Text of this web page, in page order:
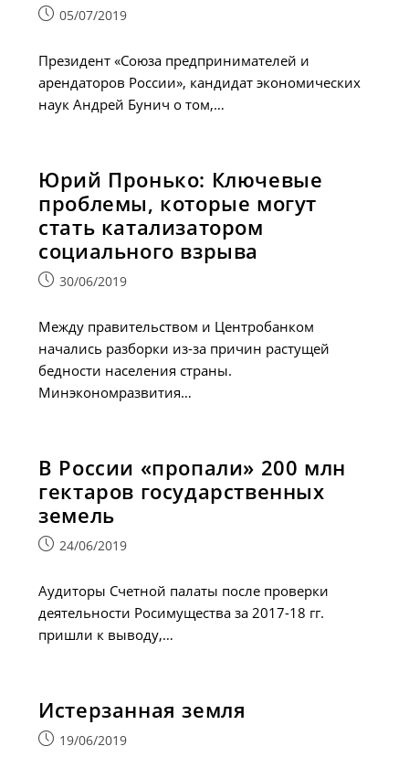
Запись05/07/2019
Президент «Союза предпринимателей и
арендаторов России», кандидат экономических
наук Андрей Бунич о том,…
Юрий Пронько: Ключевые
проблемы, которые могут
стать катализатором
социального взрыва
Запись30/06/2019
Между правительством и Центробанком
начались разборки из-за причин растущей
бедности населения страны.
Минэкономразвития…
В России «пропали» 200 млн
гектаров государственных
земель
Запись24/06/2019
Аудиторы Счетной палаты после проверки
деятельности Росимущества за 2017-18 гг.
пришли к выводу,…
Истерзанная земля
Запись19/06/2019